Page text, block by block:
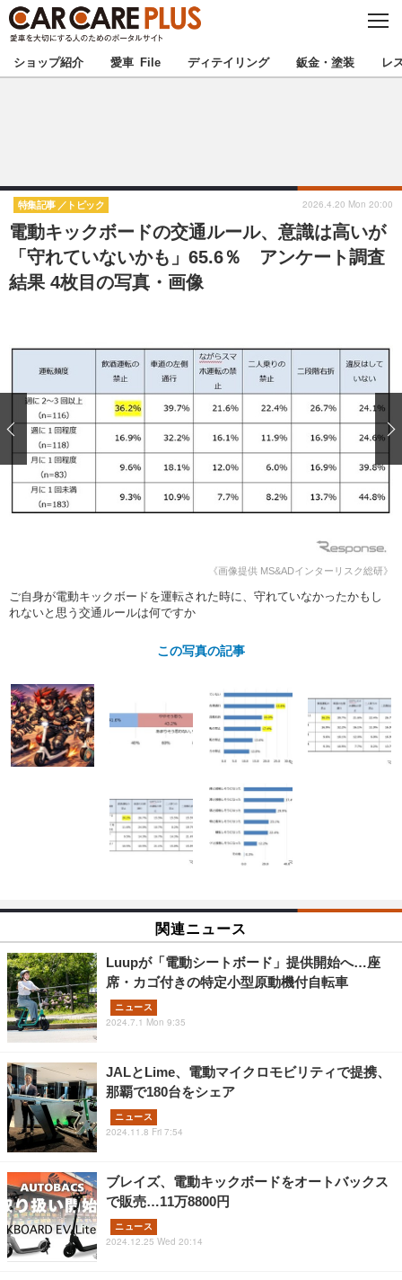
C
S
E
★カーケアプラス認定★ 厳選プロショップを地域から探す
甲信越 北陸
東海 関西
中国
注目の記事
ショップレポート 愛車 File
自動車豆知識 ストップ！不具合修理＆粗悪修理
鈑金・塗装
ディテイリング
ディテイリング 洗車
ヘッドライト磨き コーティング
フィルム・ラッピング
鈑金・塗装
小キズ直し 防錆
特集記事
カーメーカー「旧車」関連プロジ
ェクト
コラム
イベント
ショップ紹介 愛車 File ディテイリング 鈑金・塗装 レ
電動キックボードの交通ルール、意識は高いが
「守れていないかも」65.6％ アンケート調査
結果 4枚目の写真・画像
特集記事 トピック 2026.4.20 Mon 20:00
《画像提供 MS&ADインターリスク総研》
ご自身が電動キックボードを運転された時に、守れていなかったかもし
れないと思う交通ルールは何ですか
この写真の記事
関連ニュース
Luupが「電動シートボード」提供開始へ…座
席・カゴ付きの特定小型原動機付自転車
ニュース
2024.7.1 Mon 9:35
JALとLime、電動マイクロモビリティで提携、
那覇で180台をシェア
ニュース
2024.11.8 Fri 7:54
ブレイズ、電動キックボードをオートバックス
で販売…11万8800円
ニュース
2024.12.25 Wed 20:14